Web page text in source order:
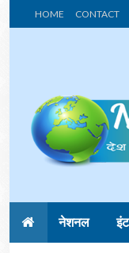
HOME CONTACT
नेशनल